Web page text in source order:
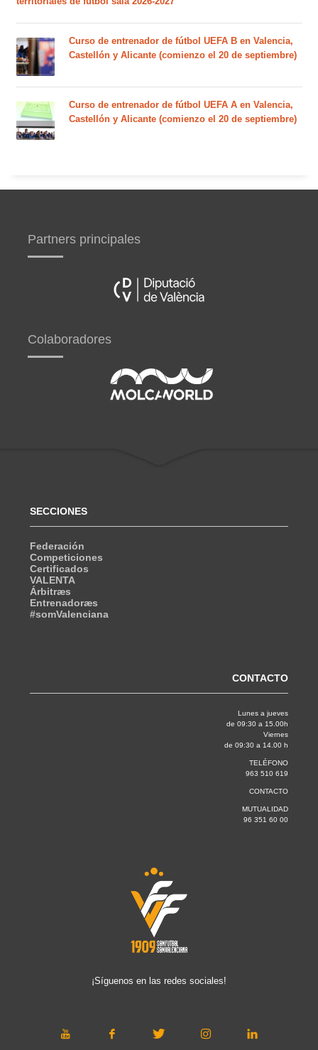
Curso de entrenador de fútbol UEFA B en Valencia,
Castellón y Alicante (comienzo el 20 de septiembre)
Curso de entrenador de fútbol UEFA A en Valencia,
Castellón y Alicante (comienzo el 20 de septiembre)
Partners principales
Colaboradores
SECCIONES
Federación
Competiciones
Certificados
VALENTA
Árbitræs
Entrenadoræs
#somValenciana
CONTACTO
Lunes a jueves
de 09:30 a 15.00h
Viernes
de 09:30 a 14.00 h
TELÉFONO
963 510 619
CONTACTO
MUTUALIDAD
96 351 60 00
¡Síguenos en las redes sociales!